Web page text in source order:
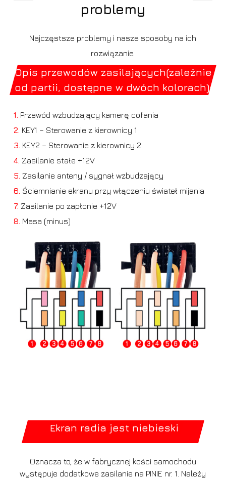
problemy
Najczęstsze problemy i nasze sposoby na ich
rozwiązanie.
Opis przewodów zasilających(zależnie
od partii, dostępne w dwóch kolorach):
1. Przewód wzbudzający kamerę cofania
2. KEY1 – Sterowanie z kierownicy 1
3. KEY2 – Sterowanie z kierownicy 2
4. Zasilanie stałe +12V
5. Zasilanie anteny / sygnał wzbudzający
6. Ściemnianie ekranu przy włączeniu świateł mijania
7. Zasilanie po zapłonie +12V
8. Masa (minus)
Ekran radia jest niebieski
Oznacza to, że w fabrycznej kości samochodu
występuje dodatkowe zasilanie na PINIE nr. 1. Należy